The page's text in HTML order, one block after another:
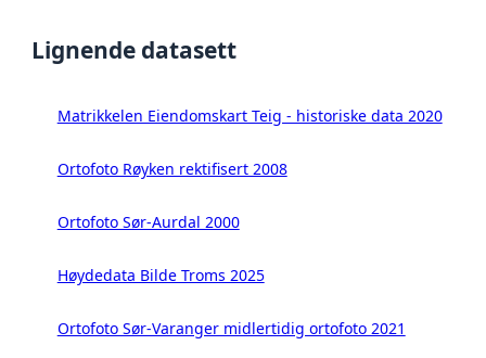
Lignende datasett
Matrikkelen Eiendomskart Teig - historiske data 2020
Ortofoto Røyken rektifisert 2008
Ortofoto Sør-Aurdal 2000
Høydedata Bilde Troms 2025
Ortofoto Sør-Varanger midlertidig ortofoto 2021